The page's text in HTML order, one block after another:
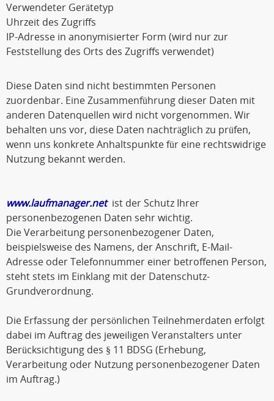
Verwendeter Gerätetyp
Uhrzeit des Zugriffs
IP-Adresse in anonymisierter Form (wird nur zur
Feststellung des Orts des Zugriffs verwendet)
Diese Daten sind nicht bestimmten Personen
zuordenbar. Eine Zusammenführung dieser Daten mit
anderen Datenquellen wird nicht vorgenommen. Wir
behalten uns vor, diese Daten nachträglich zu prüfen,
wenn uns konkrete Anhaltspunkte für eine rechtswidrige
Nutzung bekannt werden.
www.laufmanager.netist der Schutz Ihrer
personenbezogenen Daten sehr wichtig.
Die Verarbeitung personenbezogener Daten,
beispielsweise des Namens, der Anschrift, E-Mail-
Adresse oder Telefonnummer einer betroffenen Person,
steht stets im Einklang mit der Datenschutz-
Grundverordnung.
Die Erfassung der persönlichen Teilnehmerdaten erfolgt
dabei im Auftrag des jeweiligen Veranstalters unter
Berücksichtigung des § 11 BDSG (Erhebung,
Verarbeitung oder Nutzung personenbezogener Daten
im Auftrag.)